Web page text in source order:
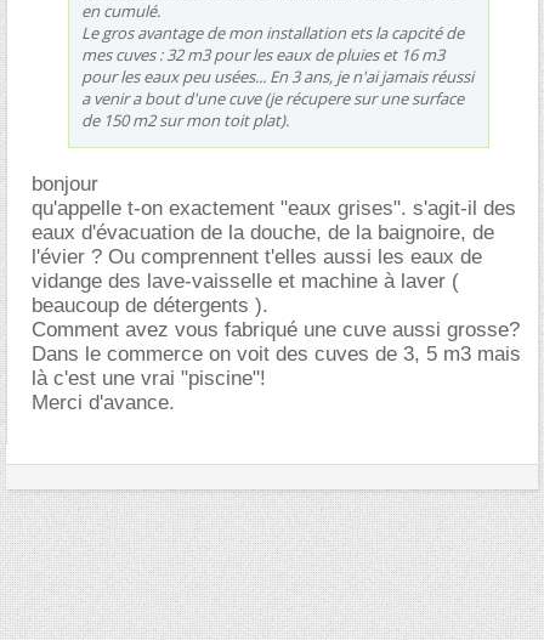
en cumulé.
Le gros avantage de mon installation ets la capcité de
mes cuves : 32 m3 pour les eaux de pluies et 16 m3
pour les eaux peu usées... En 3 ans, je n'ai jamais réussi
a venir a bout d'une cuve (je récupere sur une surface
de 150 m2 sur mon toit plat).
bonjour
qu'appelle t-on exactement "eaux grises". s'agit-il des
eaux d'évacuation de la douche, de la baignoire, de
l'évier ? Ou comprennent t'elles aussi les eaux de
vidange des lave-vaisselle et machine à laver (
beaucoup de détergents ).
Comment avez vous fabriqué une cuve aussi grosse?
Dans le commerce on voit des cuves de 3, 5 m3 mais
là c'est une vrai "piscine"!
Merci d'avance.